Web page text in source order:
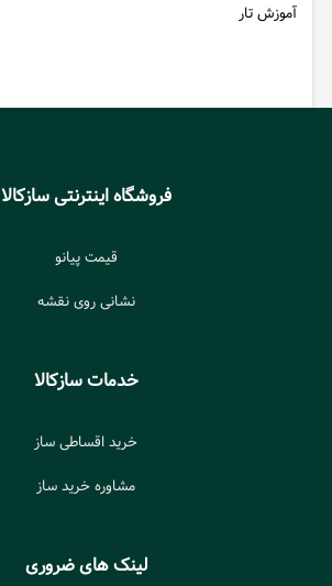
آموزش تار
فروشگاه اینترنتی سازکالا
قیمت پیانو
نشانی روی نقشه
خدمات سازکالا
خرید اقساطی ساز
مشاوره خرید ساز
لینک های ضروری